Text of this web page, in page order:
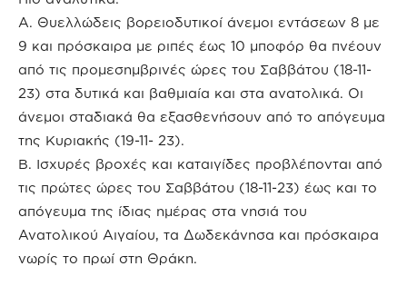
Α. Θυελλώδεις βορειοδυτικοί άνεμοι εντάσεων 8 με
9 και πρόσκαιρα με ριπές έως 10 μποφόρ θα πνέουν
από τις προμεσημβρινές ώρες του Σαββάτου (18-11-
23) στα δυτικά και βαθμιαία και στα ανατολικά. Οι
άνεμοι σταδιακά θα εξασθενήσουν από το απόγευμα
της Κυριακής (19-11- 23).
Β. Ισχυρές βροχές και καταιγίδες προβλέπονται από
τις πρώτες ώρες του Σαββάτου (18-11-23) έως και το
απόγευμα της ίδιας ημέρας στα νησιά του
Ανατολικού Αιγαίου, τα Δωδεκάνησα και πρόσκαιρα
νωρίς το πρωί στη Θράκη.